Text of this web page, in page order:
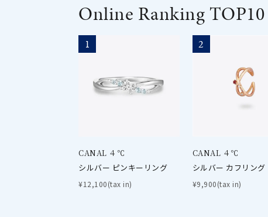
Online Ranking TOP10
1
CANAL ４℃
シルバー ピンキーリング
¥12,100(tax in)
2
CANAL ４℃
シルバー カフリング
¥9,900(tax in)